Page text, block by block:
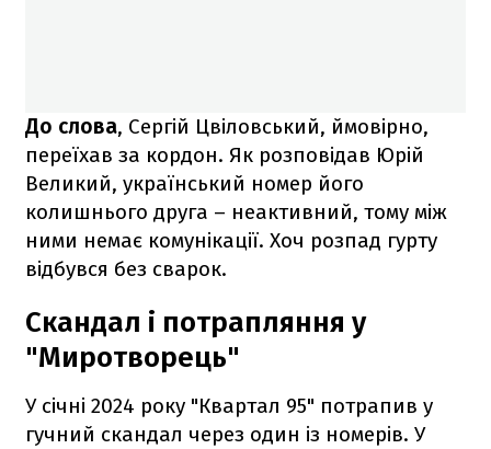
До слова, Сергій Цвіловський, ймовірно,
переїхав за кордон. Як розповідав Юрій
Великий, український номер його
колишнього друга – неактивний, тому між
ними немає комунікації. Хоч розпад гурту
відбувся без сварок.
Скандал і потрапляння у
"Миротворець"
У січні 2024 року "Квартал 95" потрапив у
гучний скандал через один із номерів. У